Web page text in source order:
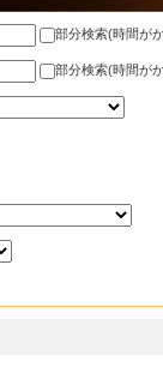
部分検索(時間が
部分検索(時間が